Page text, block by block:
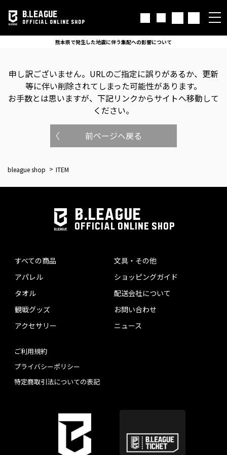
B.LEAGUE
OFFICIAL ONLINE SHOP
熊本県で発生した地震に伴う集配への影響について
申し訳ございません。 URLのご指定に誤りがあるか、更新
等に伴い削除されてしまった可能性があります。
お手数とは思いますが、下記リンクからサイトへ移動して
ください。
前ページへ戻る
bleague shop ITEM
B.LEAGUE
OFFICIAL ONLINE SHOP
すべての商品
アパレル
タオル
観戦グッズ
アクセサリー
文具・その他
ショッピングガイド
配送会社について
お問い合わせ
ニュース
ご利用規約
プライバシーポリシー
特定商取引法についての表記